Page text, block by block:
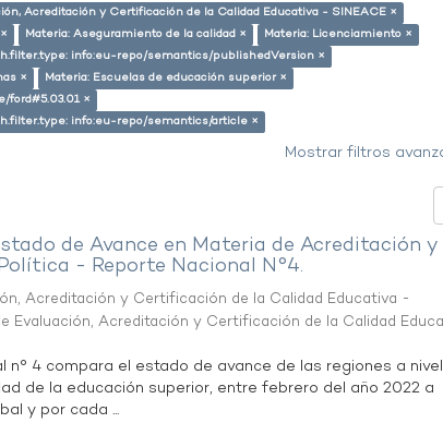
Acreditación y Certificación de la Calidad Educativa - SINEACE ×
Materia: Aseguramiento de la calidad ×
Materia: Licenciamiento ×
info:eu-repo/semantics/publishedVersion ×
×
Materia: Escuelas de educación superior ×
ford#5.03.01 ×
info:eu-repo/semantics/article ×
Mostrar filtros
de Avance en Materia de Acreditación y
- Reporte Nacional N°4.
Acreditación y Certificación de la Calidad Educativa -
Evaluación, Acreditación y Certificación de la Calidad
n° 4 compara el estado de avance de las regiones a nivel
de la educación superior, entre febrero del año 2022 a
y por cada ...